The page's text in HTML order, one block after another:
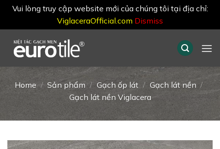
Vui lòng truy cập website mới của chúng tôi tại địa chỉ:
ViglaceraOfficial.com Dismiss
content
Home / Sản phẩm / Gạch ốp lát / Gạch lát nền /
Gạch lát nền Viglacera